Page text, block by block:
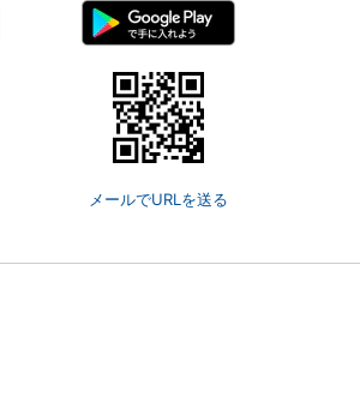
メールでURLを送る